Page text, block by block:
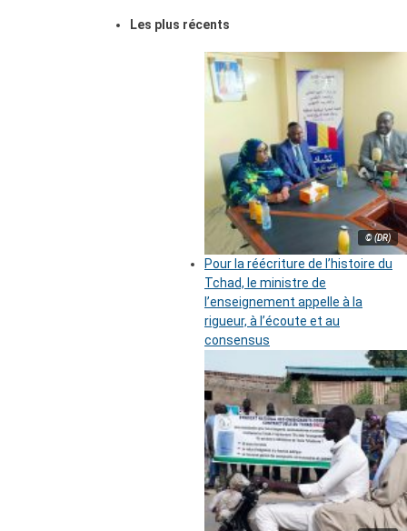
Les plus récents
© (DR)
Pour la réécriture de l’histoire du
Tchad, le ministre de
l’enseignement appelle à la
rigueur, à l’écoute et au
consensus